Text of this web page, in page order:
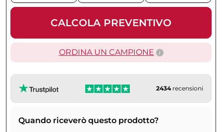
CALCOLA PREVENTIVO
ORDINA UN CAMPIONE
2434recensioni
Quando riceverò questo prodotto?